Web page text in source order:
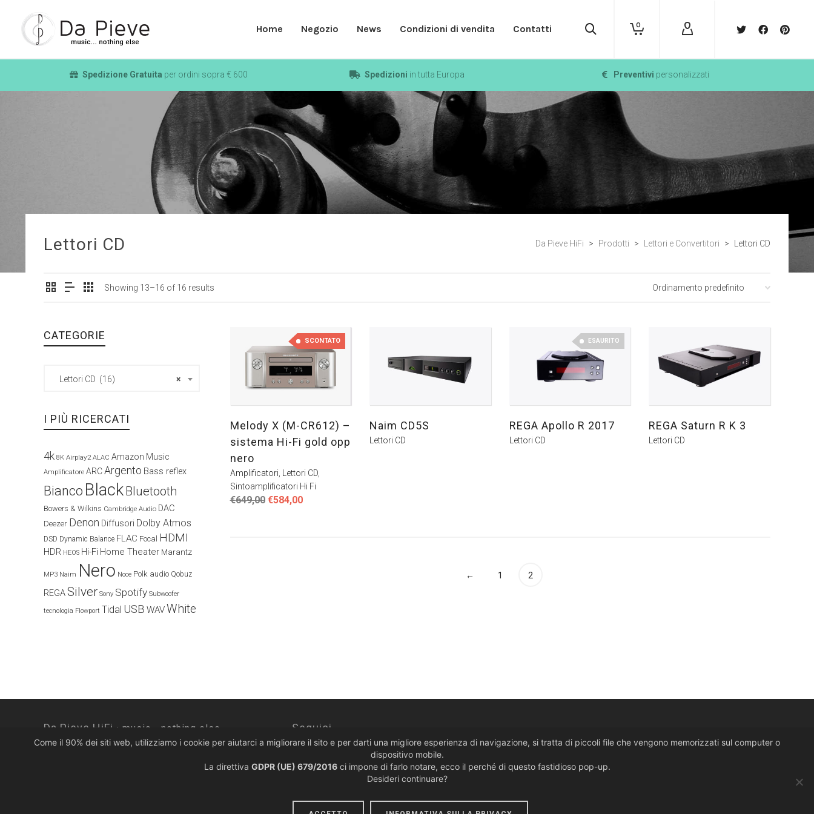
Home Negozio News Condizioni di vendita Contatti 0
Spedizione Gratuita per ordini sopra € 600 Spedizioni in tutta Europa Preventivi personalizzati
Lettori CD Da Pieve HiFi > Prodotti > Lettori e Convertitori > Lettori CD
Showing 13–16 of 16 results
SCONTATO
Melody X (M-CR612) –
sistema Hi-Fi gold opp
nero
Amplificatori Lettori CD,
Sintoamplificatori Hi Fi
€649,00 Il
€584,00Il
Naim CD5S
Lettori CD
ESAURITO
REGA Apollo R 2017
Lettori CD
REGA Saturn R K 3
Lettori CD
← 1 2
CATEGORIE
×
Lettori CD (16)
I PIÙ RICERCATI
4k 8K Airplay2 ALAC Amazon Music
Amplificatore ARCArgento Bass reflex
Bianco BlackBluetooth
Bowers & Wilkins Cambridge Audio DAC
Deezer Denon Diffusori Dolby Atmos
DSD Dynamic Balance FLAC Focal HDMI
HDR HEOS Hi-Fi Home Theater Marantz
MP3 Naim Nero Noce Polk audio Qobuz
REGASilver Sony Spotify Subwoofer
tecnologia Flowport Tidal USB WAVWhite
Da Pieve HiFi · music... nothing else. Seguici
Come il 90% dei siti web, utilizziamo i cookie per aiutarci a migliorare il sito e per darti una migliore esperienza di navigazione, si tratta di piccoli file che vengono memorizzati sul computer o
dispositivo mobile.
La direttiva GDPR (UE) 679/2016ci impone di farlo notare, ecco il perché di questo fastidioso pop-up.
Desideri continuare?